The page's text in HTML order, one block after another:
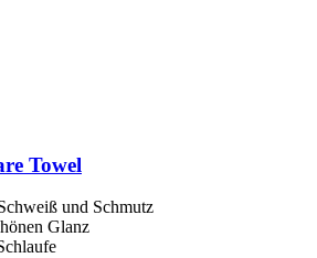
Towel
und Schmutz
Glanz